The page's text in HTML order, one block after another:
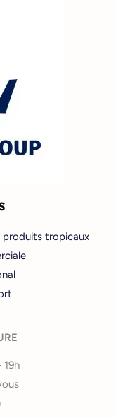
produits tropicaux
19h